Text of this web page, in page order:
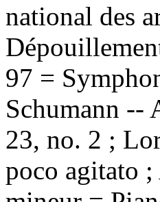
national des
97 =
Schumann --
23, no. 2 ;
poco agitato ;